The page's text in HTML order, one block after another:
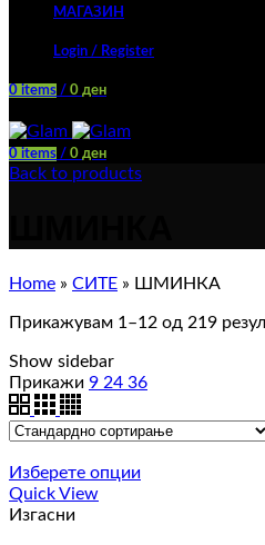
МАГАЗИН
Login / Register
0 items / 0 ден
0 items / 0 ден
Back to products
Home » СИТЕ » ШМИНКА
Прикажувам 1–12 од 219
Show sidebar
Прикажи 9 24 36
Изберете опции
Quick View
Изгасни